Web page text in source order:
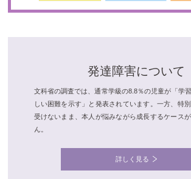
発達障害について
文科省の調査では、通常学級の8.8％の児童が「学
しい困難を示す」と発表されています。一方、特
受けないまま、本人が悩みながら成長するケース
ん。
詳しく見る